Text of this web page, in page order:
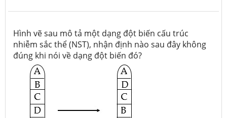
Hình vẽ sau mô tả một dạng đột biến cấu trúc
nhiễm sắc thể (NST), nhận định nào sau đây không
đúng khi nói về dạng đột biến đó?